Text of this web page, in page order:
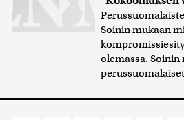
Soinin mukaan
olemassa. Soinin